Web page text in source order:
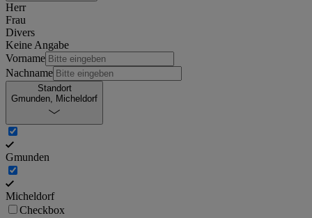
Herr
Frau
Divers
Keine Angabe
Vorname
Nachname
Standort
Gmunden, Micheldorf
Gmunden
Micheldorf
Checkbox